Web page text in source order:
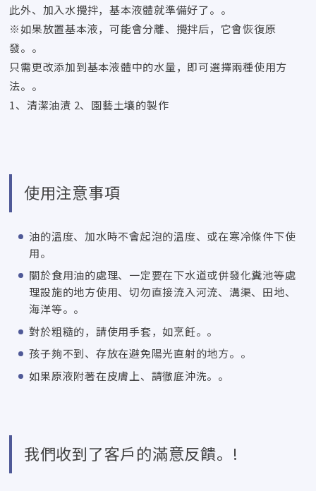
此外、加入水攪拌，基本液體就準備好了。。
※如果放置基本液，可能會分離、攪拌后，它會恢復原
發。。
只需更改添加到基本液體中的水量，即可選擇兩種使用方
法。。
1、清潔油漬 2、園藝土壤的製作
使用注意事項
油的溫度、加水時不會起泡的溫度、或在寒冷條件下使
用。
關於食用油的處理、一定要在下水道或併發化糞池等處
理設施的地方使用、切勿直接流入河流、溝渠、田地、
海洋等。。
對於粗糙的，請使用手套，如烹飪。。
孩子夠不到、存放在避免陽光直射的地方。。
如果原液附著在皮膚上、請徹底沖洗。。
我們收到了客戶的滿意反饋。!